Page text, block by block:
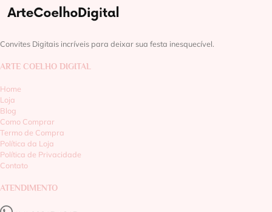
Convites Digitais incríveis para deixar sua festa inesquecível.
ARTE COELHO DIGITAL
Home
Loja
Blog
Como Comprar
Termo de Compra
Política da Loja
Política de Privacidade
Contato
ATENDIMENTO